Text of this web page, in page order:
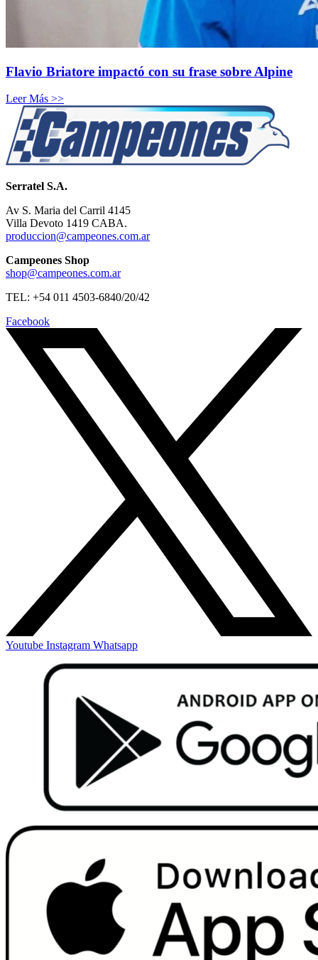
Flavio Briatore impactó con su frase sobre Alpine
Leer Más >>
Serratel S.A.
Av S. Maria del Carril 4145
Villa Devoto 1419 CABA.
produccion@campeones.com.ar
Campeones Shop
shop@campeones.com.ar
TEL: +54 011 4503-6840/20/42
Facebook
Youtube Instagram Whatsapp